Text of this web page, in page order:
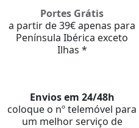
Portes Grátis
a partir de 39€ apenas para
Península Ibérica exceto
Ilhas *
Envios em 24/48h
coloque o nº telemóvel para
um melhor serviço de